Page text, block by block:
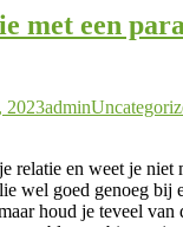
met een
2023Auteur
adminGeplaatst
relatie en weet je niet
wel goed genoeg bij
houd je teveel van